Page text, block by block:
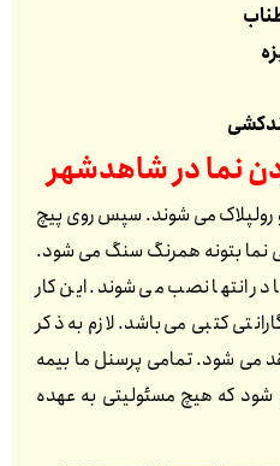
نما درشاهدشهر
رولپلاک می شوند. سپس روی پیچ
نما بتونه همرنگ سنگ می شود.
انتها نصب می شوند. این کار
ما شامل 5 سال گارانتی کتبی می باشد. لازم به ذکر
می شود. تمامی پرسنل ما بیمه
شود که هیچ مسئولیتی به عهده